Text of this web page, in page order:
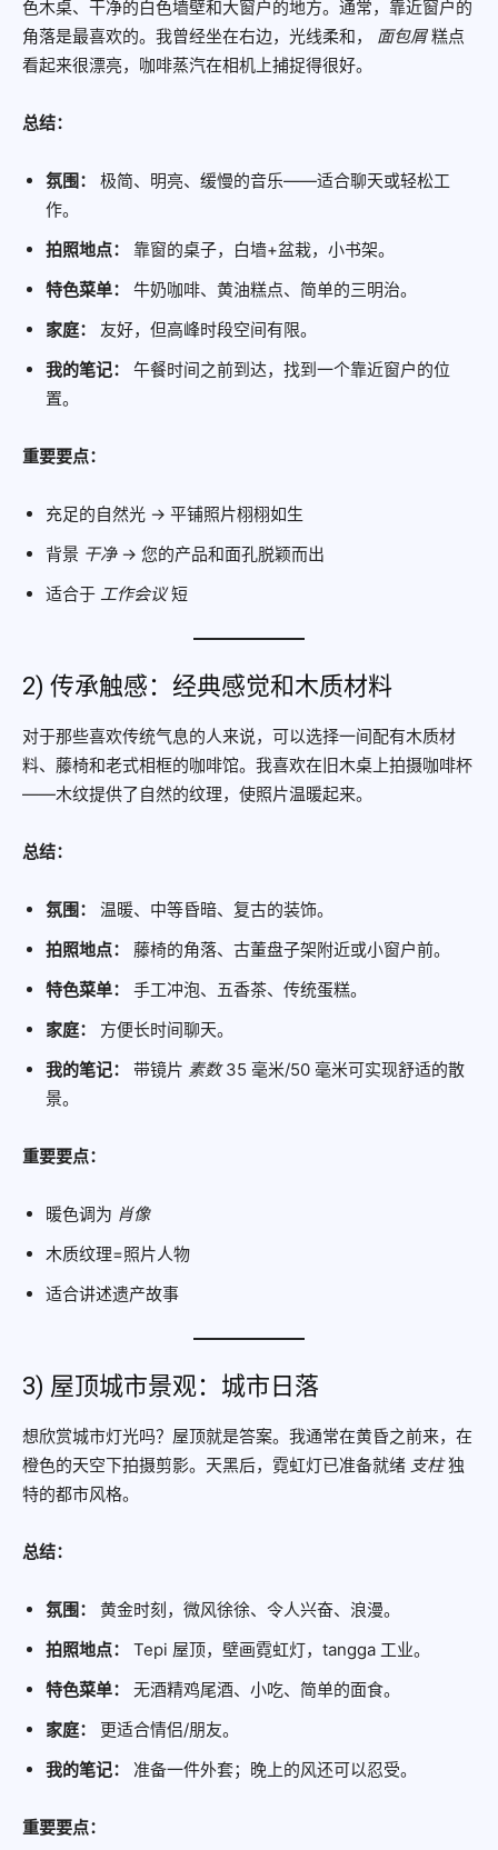
色木桌、干净的白色墙壁和大窗户的地方。通常，靠近窗户的
角落是最喜欢的。我曾经坐在右边，光线柔和， 面包屑糕点
看起来很漂亮，咖啡蒸汽在相机上捕捉得很好。
总结：
氛围：
极简、明亮、缓慢的音乐——适合聊天或轻松工
作。
拍照地点：
靠窗的桌子，白墙+盆栽，小书架。
特色菜单：
牛奶咖啡、黄油糕点、简单的三明治。
家庭：
友好，但高峰时段空间有限。
我的笔记：
午餐时间之前到达，找到一个靠近窗户的位
置。
重要要点：
充足的自然光 → 平铺照片栩栩如生
背景 干净→ 您的产品和面孔脱颖而出
适合于 工作会议短
2) 传承触感：经典感觉和木质材料
对于那些喜欢传统气息的人来说，可以选择一间配有木质材
料、藤椅和老式相框的咖啡馆。我喜欢在旧木桌上拍摄咖啡杯
——木纹提供了自然的纹理，使照片温暖起来。
总结：
氛围：
温暖、中等昏暗、复古的装饰。
拍照地点：
藤椅的角落、古董盘子架附近或小窗户前。
特色菜单：
手工冲泡、五香茶、传统蛋糕。
家庭：
方便长时间聊天。
我的笔记：
带镜片 素数35 毫米/50 毫米可实现舒适的散
景。
重要要点：
暖色调为 肖像
木质纹理=照片人物
适合讲述遗产故事
3) 屋顶城市景观：城市日落
想欣赏城市灯光吗？屋顶就是答案。我通常在黄昏之前来，在
橙色的天空下拍摄剪影。天黑后，霓虹灯已准备就绪 支柱独
特的都市风格。
总结：
氛围：
黄金时刻，微风徐徐、令人兴奋、浪漫。
拍照地点：
Tepi 屋顶，壁画霓虹灯，tangga 工业。
特色菜单：
无酒精鸡尾酒、小吃、简单的面食。
家庭：
更适合情侣/朋友。
我的笔记：
准备一件外套；晚上的风还可以忍受。
重要要点：